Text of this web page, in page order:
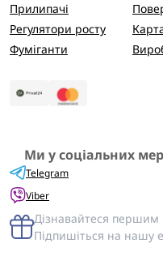
Прилипачі
Регулятори росту
Фуміганти
Ми у соціальних
Telegram
Viber
Дізнавайтеся першим
Підпишіться на нашу